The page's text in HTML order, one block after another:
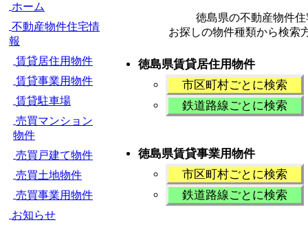
ホーム
不動産物件住宅情
報
賃貸居住用物件
賃貸事業用物件
賃貸駐車場
売買マンション
物件
売買戸建て物件
売買土地物件
売買事業用物件
お知らせ
徳島県の不動産物件
お探しの物件種類から検索
徳島県賃貸居住用物件
市区町村ごとに検索
鉄道路線ごとに検索
徳島県賃貸事業用物件
市区町村ごとに検索
鉄道路線ごとに検索